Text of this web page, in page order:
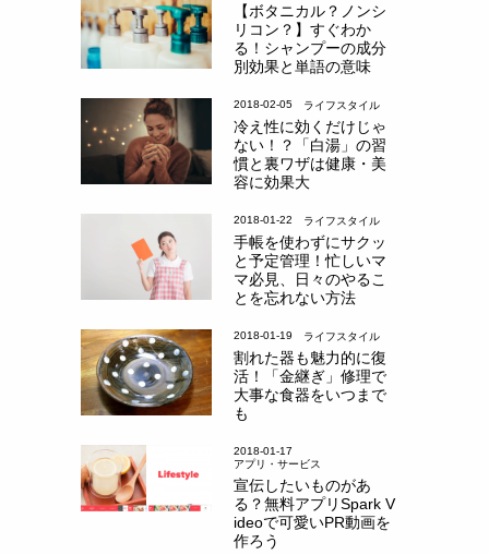
【ボタニカル？ノンシ
リコン？】すぐわか
る！シャンプーの成分
別効果と単語の意味
2018-02-05 ライフスタイル
冷え性に効くだけじゃ
ない！？「白湯」の習
慣と裏ワザは健康・美
容に効果大
2018-01-22 ライフスタイル
手帳を使わずにサクッ
と予定管理！忙しいマ
マ必見、日々のやるこ
とを忘れない方法
2018-01-19 ライフスタイル
割れた器も魅力的に復
活！「金継ぎ」修理で
大事な食器をいつまで
も
2018-01-17
アプリ・サービス
宣伝したいものがあ
る？無料アプリSpark V
ideoで可愛いPR動画を
作ろう